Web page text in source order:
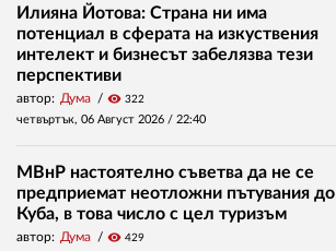
Илияна Йотова: Страна ни има
потенциал в сферата на изкуствения
интелект и бизнесът забелязва тези
перспективи
автор: Дума visibility 322
четвъртък, 06 Август 2026 / 22:40
МВнР настоятелно съветва да не се
предприемат неотложни пътувания до
Куба, в това число с цел туризъм
автор: Дума visibility 429